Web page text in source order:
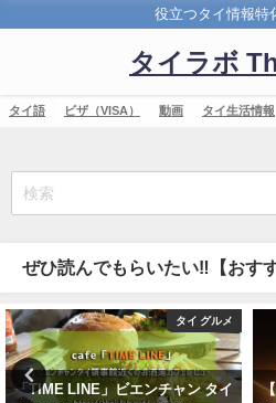
役立つタイ情報特
タイラボ
タイ語 ビザ（VISA） 動画 タイ生活情報
ぜひ読んでもらいたい‼【おす
旅行
【画像大量】ヤンゴンでコスパ最